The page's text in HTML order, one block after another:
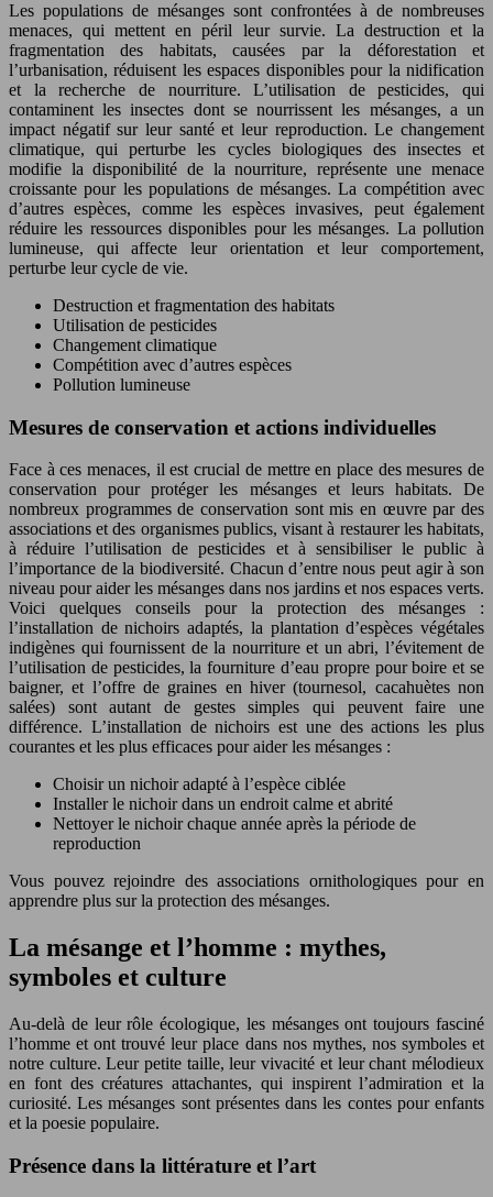
Les populations de mésanges sont confrontées à de nombreuses
menaces, qui mettent en péril leur survie. La destruction et la
fragmentation des habitats, causées par la déforestation et
l’urbanisation, réduisent les espaces disponibles pour la nidification
et la recherche de nourriture. L’utilisation de pesticides, qui
contaminent les insectes dont se nourrissent les mésanges, a un
impact négatif sur leur santé et leur reproduction. Le changement
climatique, qui perturbe les cycles biologiques des insectes et
modifie la disponibilité de la nourriture, représente une menace
croissante pour les populations de mésanges. La compétition avec
d’autres espèces, comme les espèces invasives, peut également
réduire les ressources disponibles pour les mésanges. La pollution
lumineuse, qui affecte leur orientation et leur comportement,
perturbe leur cycle de vie.
Destruction et fragmentation des habitats
Utilisation de pesticides
Changement climatique
Compétition avec d’autres espèces
Pollution lumineuse
Mesures de conservation et actions individuelles
Face à ces menaces, il est crucial de mettre en place des mesures de
conservation pour protéger les mésanges et leurs habitats. De
nombreux programmes de conservation sont mis en œuvre par des
associations et des organismes publics, visant à restaurer les habitats,
à réduire l’utilisation de pesticides et à sensibiliser le public à
l’importance de la biodiversité. Chacun d’entre nous peut agir à son
niveau pour aider les mésanges dans nos jardins et nos espaces verts.
Voici quelques conseils pour la protection des mésanges :
l’installation de nichoirs adaptés, la plantation d’espèces végétales
indigènes qui fournissent de la nourriture et un abri, l’évitement de
l’utilisation de pesticides, la fourniture d’eau propre pour boire et se
baigner, et l’offre de graines en hiver (tournesol, cacahuètes non
salées) sont autant de gestes simples qui peuvent faire une
différence. L’installation de nichoirs est une des actions les plus
courantes et les plus efficaces pour aider les mésanges :
Choisir un nichoir adapté à l’espèce ciblée
Installer le nichoir dans un endroit calme et abrité
Nettoyer le nichoir chaque année après la période de
reproduction
Vous pouvez rejoindre des associations ornithologiques pour en
apprendre plus sur la protection des mésanges.
La mésange et l’homme : mythes,
symboles et culture
Au-delà de leur rôle écologique, les mésanges ont toujours fasciné
l’homme et ont trouvé leur place dans nos mythes, nos symboles et
notre culture. Leur petite taille, leur vivacité et leur chant mélodieux
en font des créatures attachantes, qui inspirent l’admiration et la
curiosité. Les mésanges sont présentes dans les contes pour enfants
et la poesie populaire.
Présence dans la littérature et l’art